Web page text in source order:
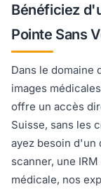
Bénéficiez
Pointe Sans
Dans le domaine
images
offre un accès
Suisse, sans les
ayez besoin d'un
scanner, une
médicale, nos